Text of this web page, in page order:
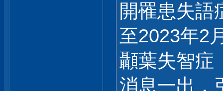
開罹患失語
至2023年2
顳葉失智症
消息一出，